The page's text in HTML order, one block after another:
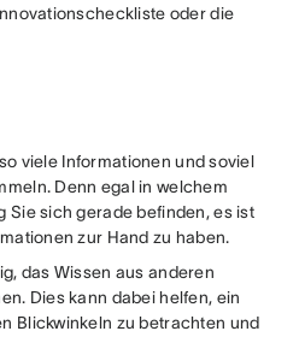
oder die
viele Informationen und soviel
Denn egal in welchem
Sie sich gerade befinden, es ist
zur Hand zu haben.
das Wissen aus anderen
Dies kann dabei helfen, ein
Blickwinkeln zu betrachten und